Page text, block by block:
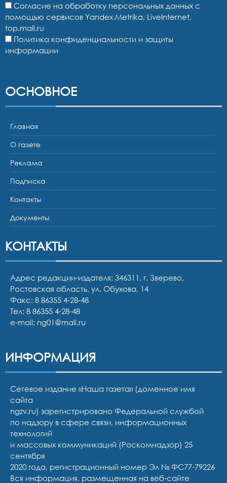
Согласие на обработку персональных данных с
помощью сервисов Yandex.Metrika, LiveInternet,
top.mail.ru
Политика конфиденциальности и защиты
информации
ОСНОВНОЕ
Главная
О газете
Реклама
Подписка
Контакты
Документы
КОНТАКТЫ
Адрес редакции-издателя: 346311, г. Зверево,
Ростовская область, ул. Обухова, 14
Факс: 8 86355 4-28-48
Тел: 8 86355 4-28-48
e-mail: ng01@mail.ru
ИНФОРМАЦИЯ
Сетевое издание «Наша газета» (доменное имя
сайта
ngzv.ru) зарегистрировано Федеральной службой
по надзору в сфере связи, информационных
технологий
и массовых коммуникаций (Роскомнадзор) 25
сентября
2020 года, регистрационный номер Эл № ФС77-79226
Вся информация, размещенная на веб-сайте